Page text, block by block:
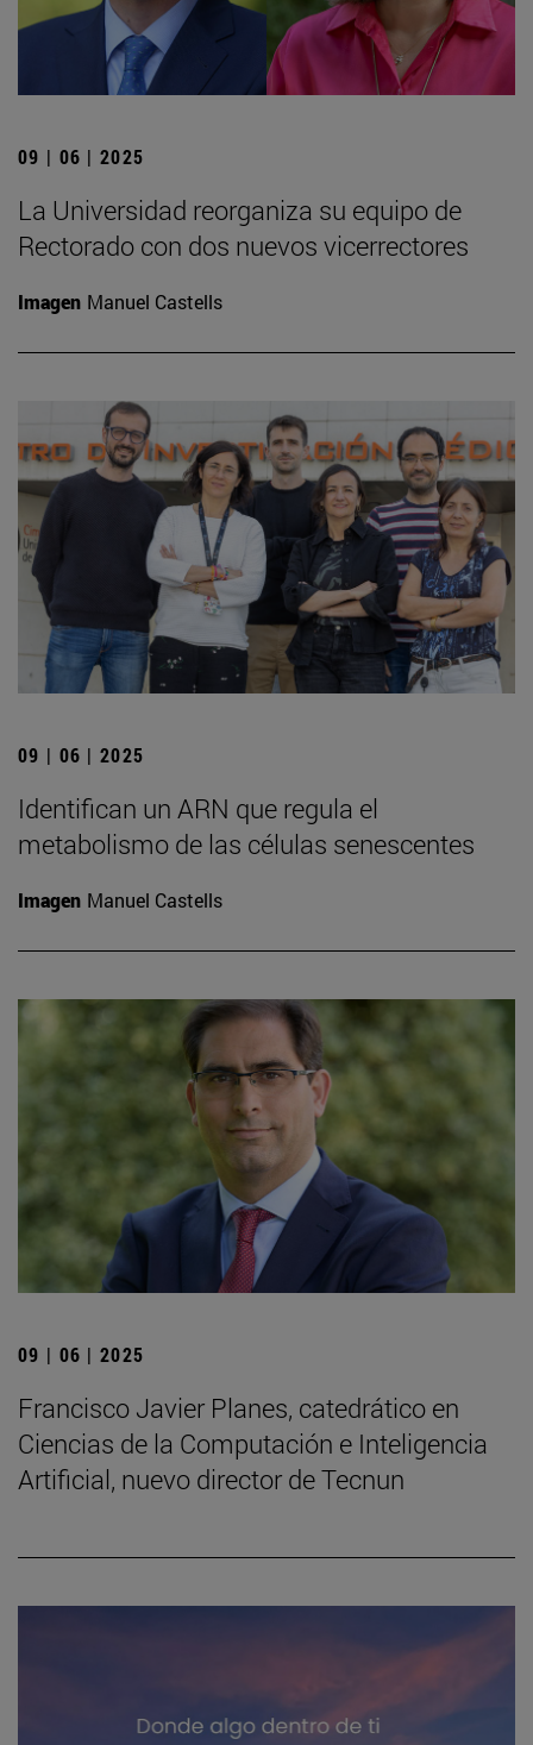
09 | 06 | 2025
La Universidad reorganiza su equipo de
Rectorado con dos nuevos vicerrectores
Imagen Manuel Castells
09 | 06 | 2025
Identifican un ARN que regula el
metabolismo de las células senescentes
Imagen Manuel Castells
09 | 06 | 2025
Francisco Javier Planes, catedrático en
Ciencias de la Computación e Inteligencia
Artificial, nuevo director de Tecnun